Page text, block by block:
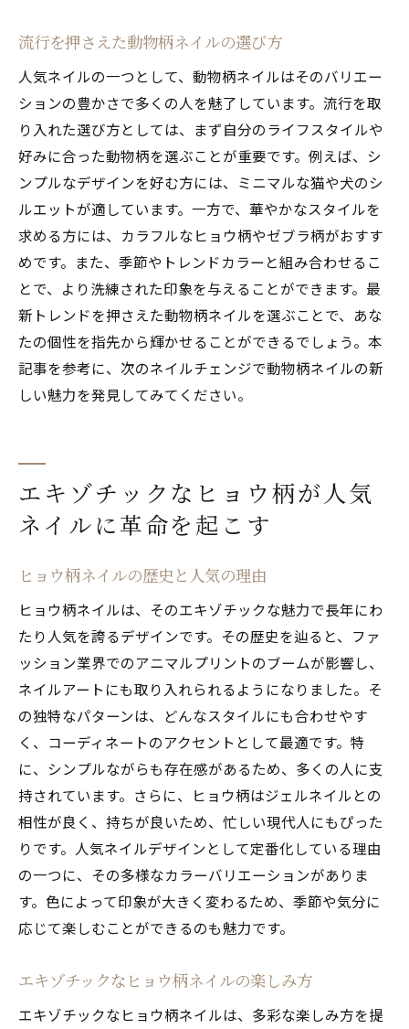
流行を押さえた動物柄ネイルの選び方
人気ネイルの一つとして、動物柄ネイルはそのバリエー
ションの豊かさで多くの人を魅了しています。流行を取
り入れた選び方としては、まず自分のライフスタイルや
好みに合った動物柄を選ぶことが重要です。例えば、シ
ンプルなデザインを好む方には、ミニマルな猫や犬のシ
ルエットが適しています。一方で、華やかなスタイルを
求める方には、カラフルなヒョウ柄やゼブラ柄がおすす
めです。また、季節やトレンドカラーと組み合わせるこ
とで、より洗練された印象を与えることができます。最
新トレンドを押さえた動物柄ネイルを選ぶことで、あな
たの個性を指先から輝かせることができるでしょう。本
記事を参考に、次のネイルチェンジで動物柄ネイルの新
しい魅力を発見してみてください。
エキゾチックなヒョウ柄が人気
ネイルに革命を起こす
ヒョウ柄ネイルの歴史と人気の理由
ヒョウ柄ネイルは、そのエキゾチックな魅力で長年にわ
たり人気を誇るデザインです。その歴史を辿ると、ファ
ッション業界でのアニマルプリントのブームが影響し、
ネイルアートにも取り入れられるようになりました。そ
の独特なパターンは、どんなスタイルにも合わせやす
く、コーディネートのアクセントとして最適です。特
に、シンプルながらも存在感があるため、多くの人に支
持されています。さらに、ヒョウ柄はジェルネイルとの
相性が良く、持ちが良いため、忙しい現代人にもぴった
りです。人気ネイルデザインとして定番化している理由
の一つに、その多様なカラーバリエーションがありま
す。色によって印象が大きく変わるため、季節や気分に
応じて楽しむことができるのも魅力です。
エキゾチックなヒョウ柄ネイルの楽しみ方
エキゾチックなヒョウ柄ネイルは、多彩な楽しみ方を提